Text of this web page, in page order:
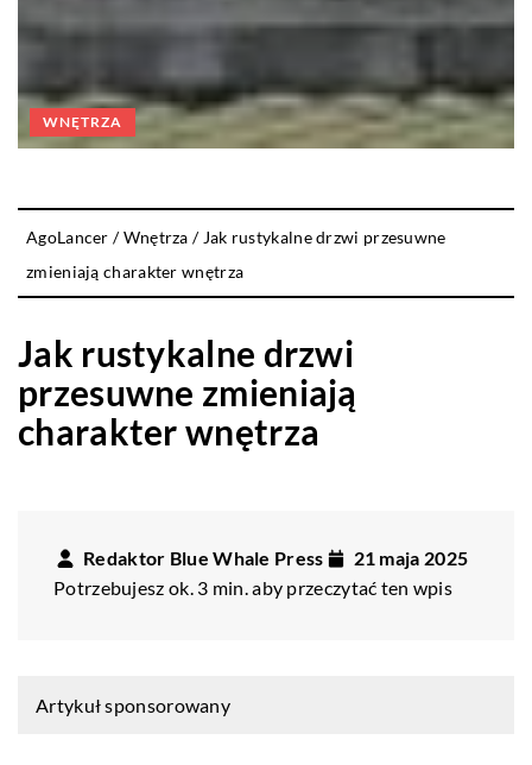
WNĘTRZA
AgoLancer /Wnętrza / Jak rustykalne drzwi przesuwne
zmieniają charakter wnętrza
Jak rustykalne drzwi
przesuwne zmieniają
charakter wnętrza
Redaktor Blue Whale Press
21 maja 2025
Potrzebujesz ok. 3 min. aby przeczytać ten wpis
Artykuł sponsorowany